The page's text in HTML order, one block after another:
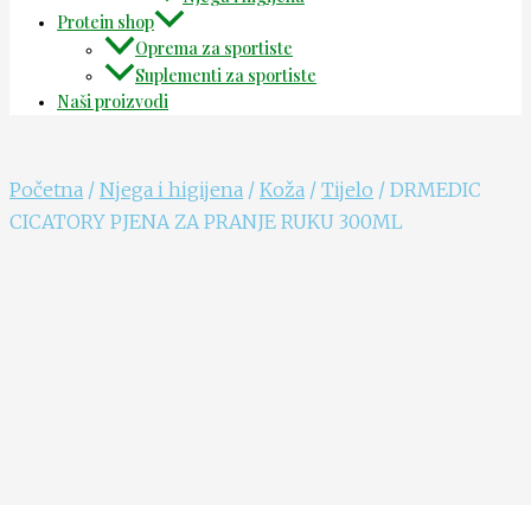
Protein shop
Oprema za sportiste
Suplementi za sportiste
Naši proizvodi
Početna / Njega i higijena / Koža / Tijelo / DRMEDIC
CICATORY PJENA ZA PRANJE RUKU 300ML